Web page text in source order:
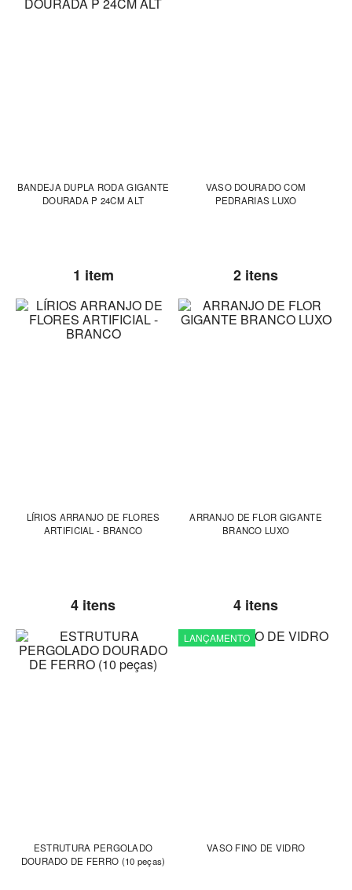
BANDEJA DUPLA RODA GIGANTE
DOURADA P 24CM ALT
1 item
VASO DOURADO COM
PEDRARIAS LUXO
2 itens
LÍRIOS ARRANJO DE FLORES
ARTIFICIAL - BRANCO
4 itens
ARRANJO DE FLOR GIGANTE
BRANCO LUXO
4 itens
ESTRUTURA PERGOLADO
DOURADO DE FERRO (10 peças)
LANÇAMENTO
VASO FINO DE VIDRO